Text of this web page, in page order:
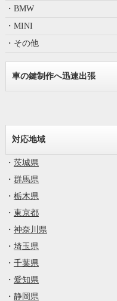
・BMW
・MINI
・その他
車の鍵制作へ迅速出張
対応地域
・ 茨城県
・ 群馬県
・ 栃木県
・ 東京都
・ 神奈川県
・ 埼玉県
・ 千葉県
・ 愛知県
・ 静岡県